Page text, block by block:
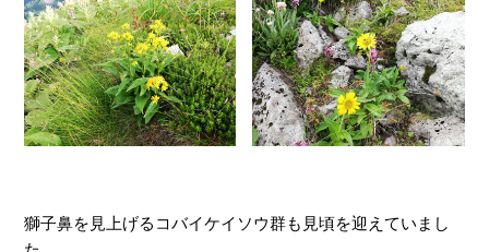
獅子鼻を見上げるコバイケイソウ群も見頃を迎えていまし